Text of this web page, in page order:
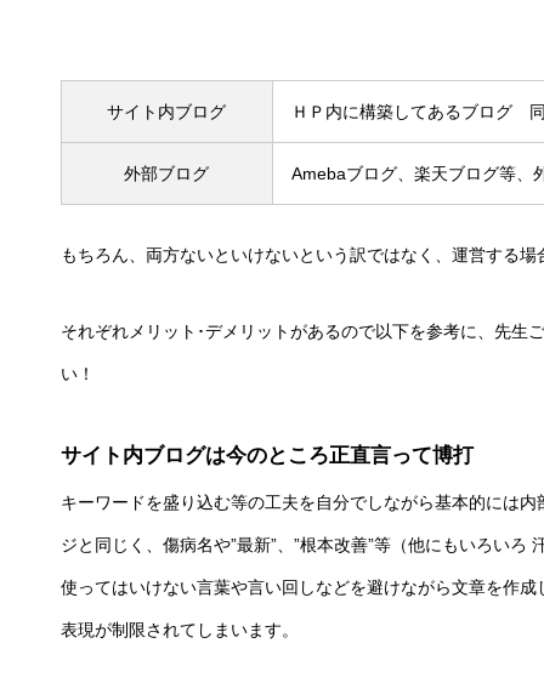
サイト内ブログ ＨＰ内に構築してあるブログ
外部ブログ Amebaブログ、楽天ブログ等、
もちろん、両方ないといけないという訳ではなく、運営する
それぞれメリット･デメリットがあるので以下を参考に、先生
い！
サイト内ブログは今のところ正直言って博打
キーワードを盛り込む等の工夫を自分でしながら基本的には
ジと同じく、傷病名や”最新”、”根本改善”等（他にもいろいろ
使ってはいけない言葉や言い回しなどを避けながら文章を作
表現が制限されてしまいます。